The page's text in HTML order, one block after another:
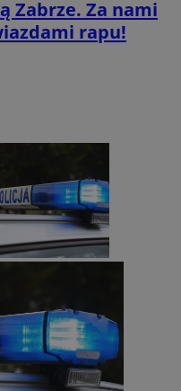
Zabrze. Za nami
rapu!